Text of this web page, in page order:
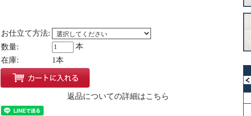
お仕立て方法:
数量:
本
在庫:
1本
返品についての詳細はこちら